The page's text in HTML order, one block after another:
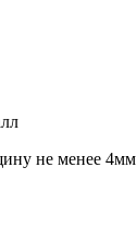
не менее 4мм